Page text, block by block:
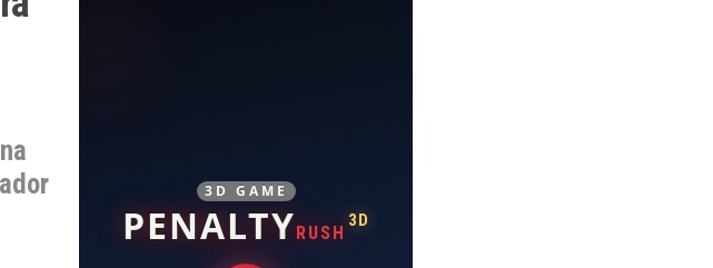
3D GAME
PENALTYRUSH
3D